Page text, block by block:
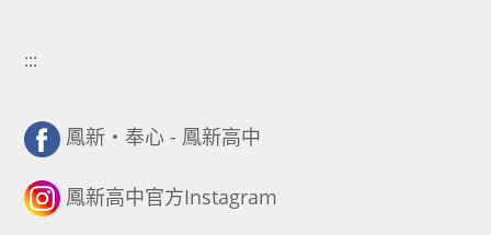
:::
鳳新・奉心 - 鳳新高中
鳳新高中官方Instagram